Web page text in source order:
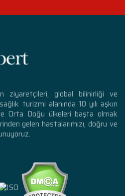
ziyaretçileri, global bilinirliği ve
turizmi alanında 10 yılı aşkın
Orta Doğu ülkeleri başta olmak
gelen hastalarımızı, doğru ve